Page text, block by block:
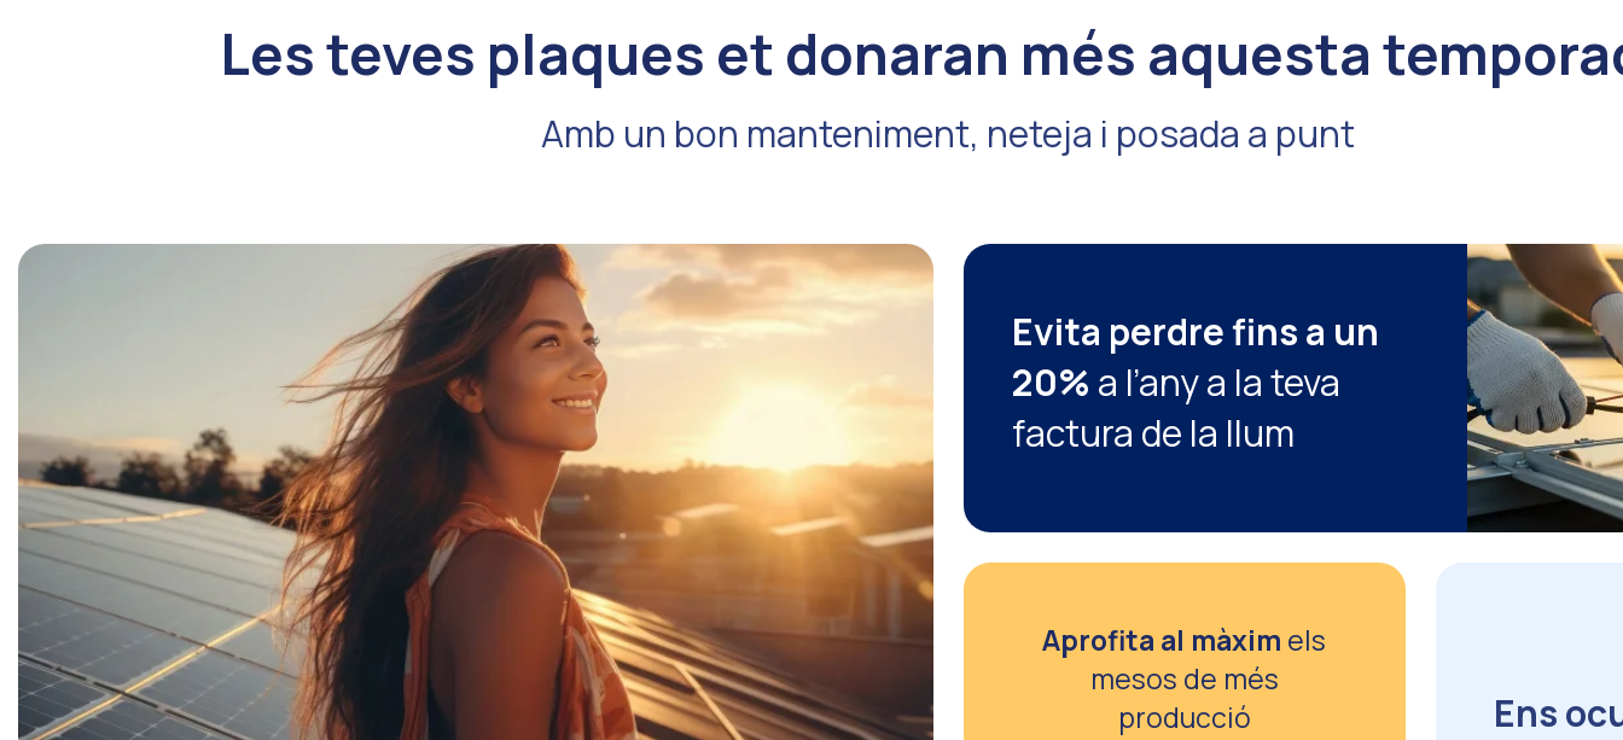
Les teves plaques et donaran més aquesta
Amb un bon manteniment, neteja i posada a punt
Evita perdre fins a un
20% a l’any a la teva
factura de la llum
Aprofita al màxim els
mesos de més
producció
Ens